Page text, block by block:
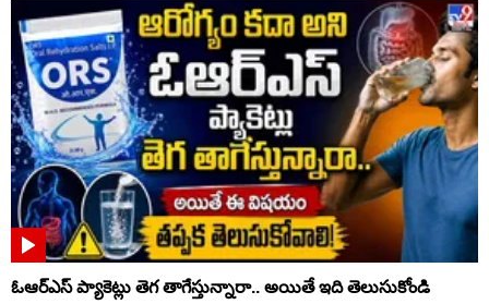
ఓఆర్‌ఎస్‌ ప్యాకెట్లు తెగ తాగేస్తున్నారా.. అయితే ఇది తెలుసుకోండి